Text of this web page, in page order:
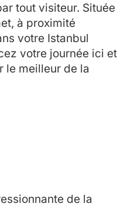
tout visiteur. Située
à proximité
votre Istanbul
votre journée ici et
le meilleur de la
de la